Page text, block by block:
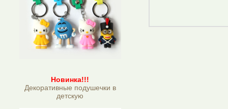
Новинка!!!
Декоративные подушечки в
детскую